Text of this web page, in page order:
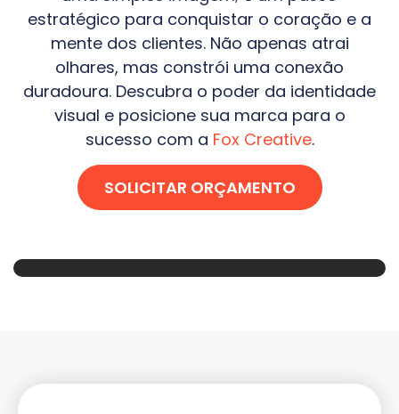
estratégico para conquistar o coração e a
mente dos clientes. Não apenas atrai
olhares, mas constrói uma conexão
duradoura. Descubra o poder da identidade
visual e posicione sua marca para o
sucesso com a Fox Creative.
SOLICITAR ORÇAMENTO